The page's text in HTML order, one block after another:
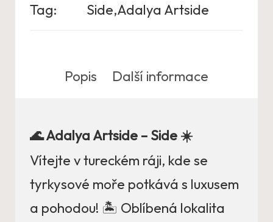
Tag:
Side,Adalya Artside
Popis Další informace
🌊 Adalya Artside – Side ☀️
Vítejte v tureckém ráji, kde se
tyrkysové moře potkává s luxusem
a pohodou! 🏝️ Oblíbená lokalita